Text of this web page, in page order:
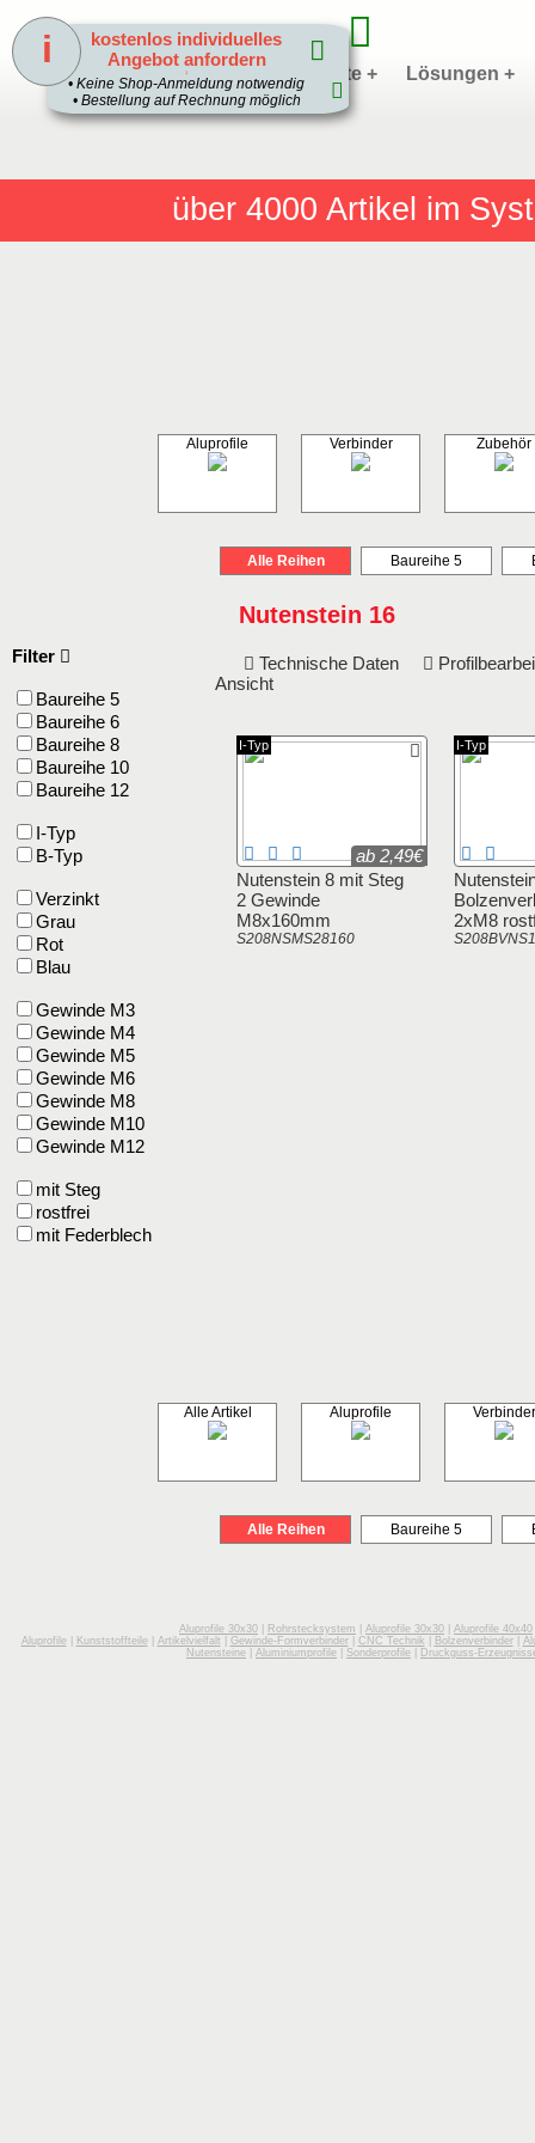
über 4000 Artikel im
Home Produkte + Lösungen +
Aluprofile Verbinder Zubehör
Alle Reihen Baureihe 5
Nutenstein 16
Technische Daten
Ansicht
Nutenstein 8 mit Steg
2 Gewinde
M8x160mm
S208NSMS28160
ab 2,49€
I-Typ
2xM8
I-Typ
Filter
Baureihe 5
Baureihe 6
Baureihe 8
Baureihe 10
Baureihe 12
I-Typ
B-Typ
Verzinkt
Grau
Rot
Blau
Gewinde M3
Gewinde M4
Gewinde M5
Gewinde M6
Gewinde M8
Gewinde M10
Gewinde M12
mit Steg
rostfrei
mit Federblech
Alle Artikel Aluprofile Verbinder
Alle Reihen Baureihe 5
Aluprofile 30x30 Rohrstecksystem Aluprofile 30x30 Aluprofile 40x40
Aluprofile| Kunststoffteile| Artikelvielfalt Gewinde-Formverbinder| CNC Technik Bolzenverbinder|
Nutensteine
Aluminiumprofile Sonderprofile Druckguss-
kostenlos individuelles
Angebot anfordern
1
• Keine Shop-Anmeldung notwendig
• Bestellung auf Rechnung möglich
i